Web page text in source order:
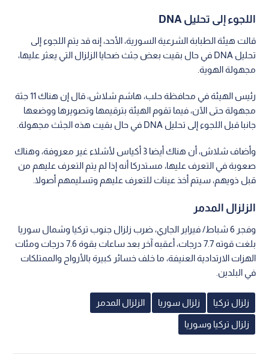
اللجوء إلى تحليل DNA
قالت هيئة الطبابة الشرعية السورية، الأحد، إنه قد يتم اللجوء إلى
تحليل DNA في حال بقيت بعض جثث ضحايا الزلزال التي يعثر عليها،
مجهولة الهوية.
رئيس الهيئة في محافظة حلب، هاشم شلاش، قال إن هناك 11 جثة
مجهولة حتى الآن، فيما تقوم الهيئة بترقيمها وتصويرها ووضعها
جانبا قبل اللجوء إلى تحليل DNA في حال بقيت هذه الجثث مجهولة.
وأضاف شلاش، أن هناك أيضا 3 أكياس لأشلاء غير معروفة، وهناك
صعوبة في التعرف عليها، مستدركا أنه إذا لم يتم التعرف عليهم من
قبل ذويهم، سيتم أخذ عينات للتعرف عليهم وتسليمهم أصولا.
الزلزال المدمر
وفجر 6 شباط/ فيراير الجاري، ضرب زلزال جنوب تركيا وشمال سوريا
بلغت قوته 7.7 درجات، أعقبه آخر بعد ساعات بقوة 7.6 درجات ومئات
الهزات الارتدادية العنيفة، ما خلف خسائر كبيرة بالأرواح والممتلكات
في البلدين.
زلزال تركيا زلزال سوريا الزلزال المدمر
زلزال تركيا وسوريا